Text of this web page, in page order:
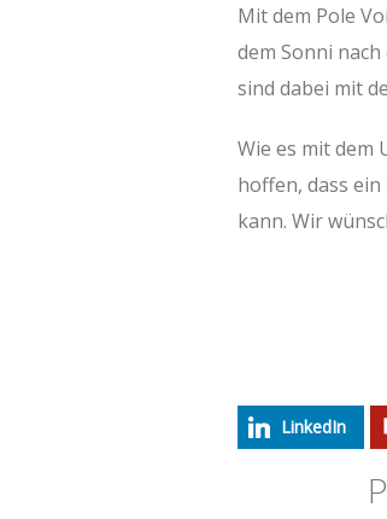
Mit dem Pole
dem Sonni
sind dabei mit
Wie es mit dem
hoffen, dass
kann. Wir
LinkedIn